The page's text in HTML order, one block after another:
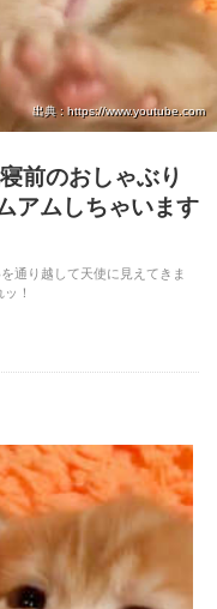
出典 : https://www.youtube.com
前のおしゃぶり
アムしちゃいます
通り越して天使に見えてきま
！
部をフォロー
ードする